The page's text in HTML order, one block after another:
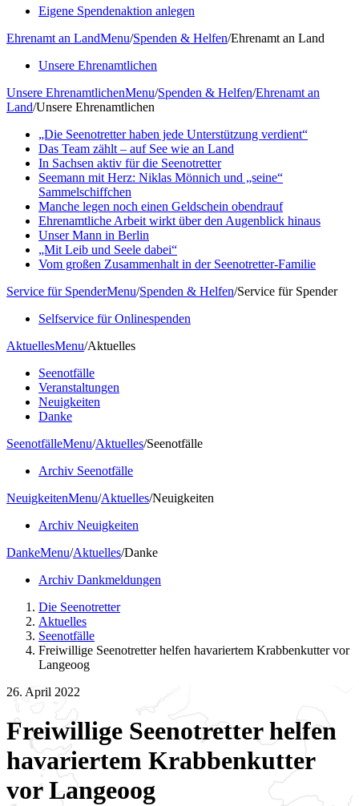
Eigene Spendenaktion anlegen
Ehrenamt an LandMenu/Spenden & Helfen/Ehrenamt an Land
Unsere Ehrenamtlichen
Unsere EhrenamtlichenMenu/Spenden & Helfen/Ehrenamt an
Land/Unsere Ehrenamtlichen
„Die Seenotretter haben jede Unterstützung verdient“
Das Team zählt – auf See wie an Land
In Sachsen aktiv für die Seenotretter
Seemann mit Herz: Niklas Mönnich und „seine“
Sammelschiffchen
Manche legen noch einen Geldschein obendrauf
Ehrenamtliche Arbeit wirkt über den Augenblick hinaus
Unser Mann in Berlin
„Mit Leib und Seele dabei“
Vom großen Zusammenhalt in der Seenotretter-Familie
Service für SpenderMenu/Spenden & Helfen/Service für Spender
Selfservice für Onlinespenden
AktuellesMenu/Aktuelles
Seenotfälle
Veranstaltungen
Neuigkeiten
Danke
SeenotfälleMenu/Aktuelles/Seenotfälle
Archiv Seenotfälle
NeuigkeitenMenu/Aktuelles/Neuigkeiten
Archiv Neuigkeiten
DankeMenu/Aktuelles/Danke
Archiv Dankmeldungen
Die Seenotretter
Aktuelles
Seenotfälle
Freiwillige Seenotretter helfen havariertem Krabbenkutter vor
Langeoog
26. April 2022
Freiwillige Seenotretter helfen
havariertem Krabbenkutter
vor Langeoog